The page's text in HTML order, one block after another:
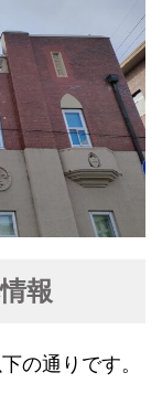
報
の通りです。